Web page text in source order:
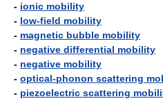
- ionic mobility
- low-field mobility
- magnetic bubble mobility
- negative differential mobility
- negative mobility
- optical-phonon scattering
- piezoelectric scattering